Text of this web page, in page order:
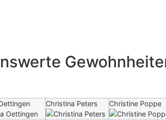
Christina Peters Christine Poppe